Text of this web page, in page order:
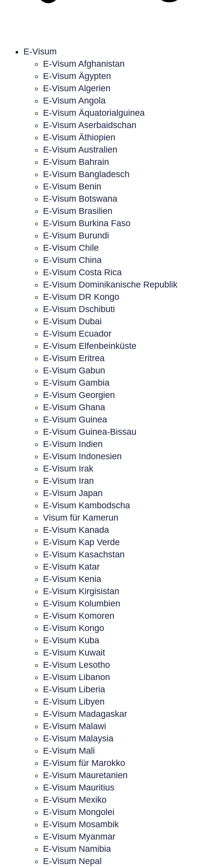
E-Visum
E-Visum Afghanistan
E-Visum Ägypten
E-Visum Algerien
E-Visum Angola
E-Visum Äquatorialguinea
E-Visum Aserbaidschan
E-Visum Äthiopien
E-Visum Australien
E-Visum Bahrain
E-Visum Bangladesch
E-Visum Benin
E-Visum Botswana
E-Visum Brasilien
E-Visum Burkina Faso
E-Visum Burundi
E-Visum Chile
E-Visum China
E-Visum Costa Rica
E-Visum Dominikanische Republik
E-Visum DR Kongo
E-Visum Dschibuti
E-Visum Dubai
E-Visum Ecuador
E-Visum Elfenbeinküste
E-Visum Eritrea
E-Visum Gabun
E-Visum Gambia
E-Visum Georgien
E-Visum Ghana
E-Visum Guinea
E-Visum Guinea-Bissau
E-Visum Indien
E-Visum Indonesien
E-Visum Irak
E-Visum Iran
E-Visum Japan
E-Visum Kambodscha
Visum für Kamerun
E-Visum Kanada
E-Visum Kap Verde
E-Visum Kasachstan
E-Visum Katar
E-Visum Kenia
E-Visum Kirgisistan
E-Visum Kolumbien
E-Visum Komoren
E-Visum Kongo
E-Visum Kuba
E-Visum Kuwait
E-Visum Lesotho
E-Visum Libanon
E-Visum Liberia
E-Visum Libyen
E-Visum Madagaskar
E-Visum Malawi
E-Visum Malaysia
E-Visum Mali
E-Visum für Marokko
E-Visum Mauretanien
E-Visum Mauritius
E-Visum Mexiko
E-Visum Mongolei
E-Visum Mosambik
E-Visum Myanmar
E-Visum Namibia
E-Visum Nepal